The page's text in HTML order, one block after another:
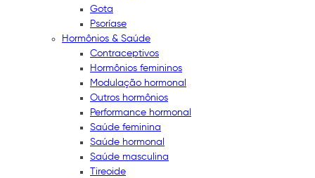
Gota
Psoríase
Hormônios & Saúde
Contraceptivos
Hormônios femininos
Modulação hormonal
Outros hormônios
Performance hormonal
Saúde feminina
Saúde hormonal
Saúde masculina
Tireoide